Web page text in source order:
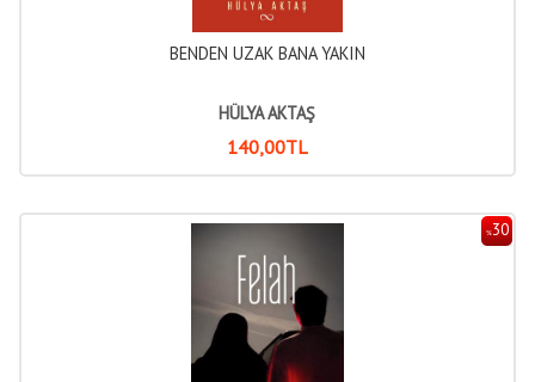
BENDEN UZAK BANA YAKIN
HÜLYA AKTAŞ
140,00TL
%30